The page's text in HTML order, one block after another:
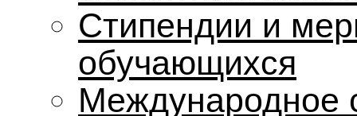
Стипендии и
обучающихся
Международное